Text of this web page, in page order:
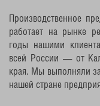
Производственное
работает на рынке
годы нашими
всей России — от
края. Мы выполняли
нашей стране